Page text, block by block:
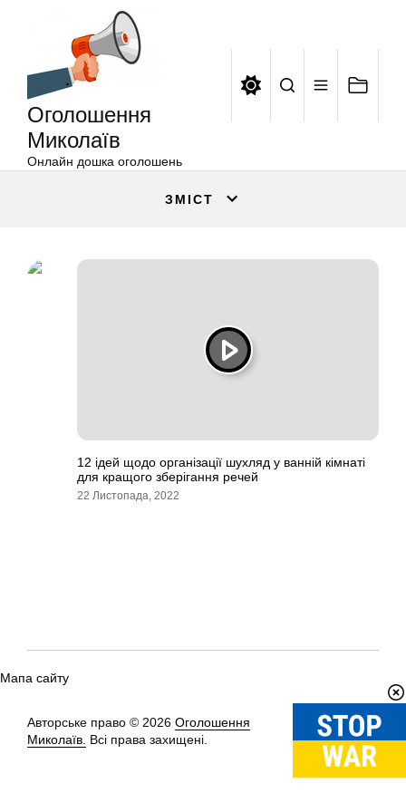
Оголошення
Миколаїв
Онлайн дошка оголошень
ЗМІСТ
12 ідей щодо організації шухляд у ванній кімнаті
для кращого зберігання речей
22 Листопада, 2022
Мапа сайту
Авторське право © 2026 Оголошення
Миколаїв. Всі права захищені.
Вгору↑